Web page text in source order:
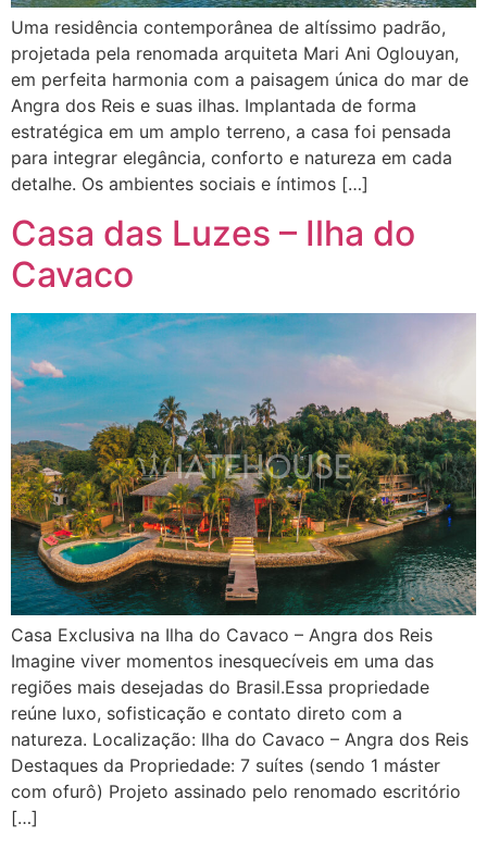
Uma residência contemporânea de altíssimo padrão,
projetada pela renomada arquiteta Mari Ani Oglouyan,
em perfeita harmonia com a paisagem única do mar de
Angra dos Reis e suas ilhas. Implantada de forma
estratégica em um amplo terreno, a casa foi pensada
para integrar elegância, conforto e natureza em cada
detalhe. Os ambientes sociais e íntimos […]
Casa das Luzes – Ilha do
Cavaco
Casa Exclusiva na Ilha do Cavaco – Angra dos Reis
Imagine viver momentos inesquecíveis em uma das
regiões mais desejadas do Brasil.Essa propriedade
reúne luxo, sofisticação e contato direto com a
natureza. Localização: Ilha do Cavaco – Angra dos Reis
Destaques da Propriedade: 7 suítes (sendo 1 máster
com ofurô) Projeto assinado pelo renomado escritório
[…]